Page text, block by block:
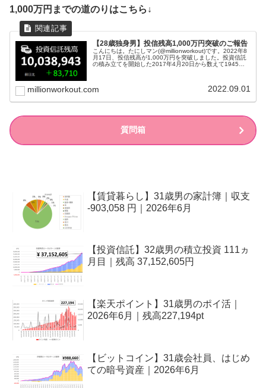
1,000万円までの道のりはこちら↓
【28歳独身男】投信残高1,000万円突破のご報告
こんにちは。たにしマン(@millionworkout)です。2022年8
月17日、投信残高が1,000万円を突破しました。投資信託
の積み立てを開始した2017年4月20日から数えて1945日
millionworkout.com 2022.09.01
質問箱
【賃貸暮らし】31歳男の家計簿｜収支
-903,058 円｜2026年6月
【投資信託】32歳男の積立投資 111ヵ
月目｜残高 37,152,605円
【楽天ポイント】31歳男のポイ活｜
2026年6月｜残高227,194pt
【ビットコイン】31歳会社員、はじめ
ての暗号資産｜2026年6月